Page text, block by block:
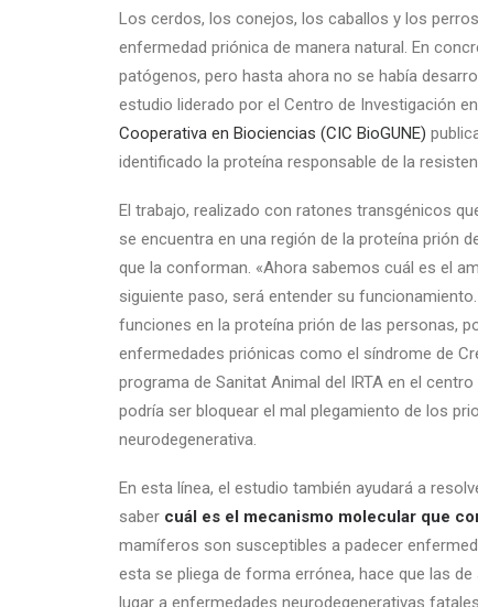
Los cerdos, los conejos, los caballos y los
enfermedad priónica de manera natural. En
patógenos, pero hasta ahora no se había
estudio liderado por el Centro de Investigación
Cooperativa en Biociencias (CIC BioGUNE)
identificado la proteína responsable de la
El trabajo, realizado con ratones transgénicos
se encuentra en una región de la proteína prión
que la conforman. «Ahora sabemos cuál es el
siguiente paso, será entender su
funciones en la proteína prión de las personas,
enfermedades priónicas como el síndrome de
programa de Sanitat Animal del IRTA en el
podría ser bloquear el mal plegamiento de los
neurodegenerativa.
En esta línea, el estudio también ayudará a
saber cuál es el mecanismo molecular que
mamíferos son susceptibles a padecer
esta se pliega de forma errónea, hace que las
lugar a enfermedades neurodegenerativas